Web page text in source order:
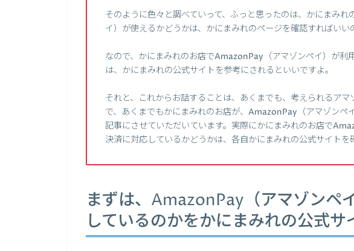
そのように色々と調べていって、ふっと思ったのは、かにまみ
イ）が使えるかどうかは、かにまみれのページを確認すればいい
なので、かにまみれのお店でAmazonPay（アマゾンペイ）が利
は、かにまみれの公式サイトを参考にされるといいですよ。
それと、これからお話することは、あくまでも、考えられるア
で、あくまでもかにまみれのお店が、AmazonPay（アマゾンペ
記事にさせていただいています。実際にかにまみれのお店で
決済に対応しているかどうかは、各自かにまみれの公式サイトを
まずは、AmazonPay（アマゾンペ
しているのかをかにまみれの公式サ